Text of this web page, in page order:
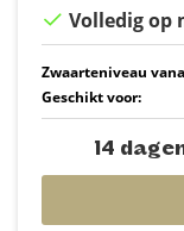
Volledig op
Zwaarteniveau
Geschikt voor:
14